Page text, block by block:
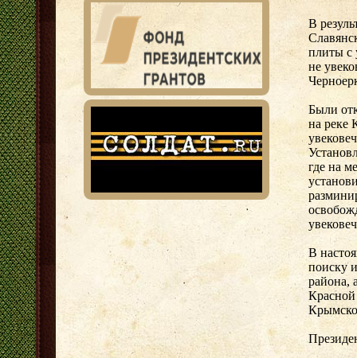
В
плиты с
не
Были
на реке
где на
В
поиску
района,